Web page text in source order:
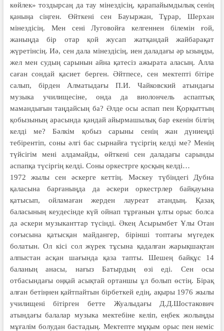
көйлек» тоздырсаң да тау мінездісің, қарапайымдылық сенің
қаныңа сіңген. Өйткені сен Бауыржан, Тұрар, Шерхан
мінездісің. Мен сені Луговойға келгеннен білемін ғой,
жаныңда бір отар қой жусап жатқандай жайбарақат
жүретінсің. Иә, сен дала мінездісің, иен даладағы әр ызыңды,
жел мен судың сарынын айна қатесіз ажырата аласың. Алла
саған сондай қасиет берген. Әйтпесе, сен мектепті бітіре
салып, бірден Алматыдағы П.И. Чайковский атындағы
музыка училищесіне, онда да виолончель аспаптық
мамандығын таңдайсың ба? Әлде осы аспап пен Қорқыттың
қобызының арасында қандай айырмашылық бар екенін білгің
келді ме? Бәлкім қобыз сарыны сенің жан дүниеңді
тебірентіп, соны әлгі бас сырнайға түсіргің келді ме? Менің
түйсігім мені алдамайды, өйткені сен даладағы сарынды
аспапқа түсіргің келді. Соны оркестрге қосқың келді…
1972 жылы сен әскерге кеттің. Мәскеу түбіндегі Дубна
қаласына барғаныңда да әскери оркестрлер байқауына
қатысып, ойламаған жерден лауреат атандың. Қазақ
баласының кеудесінде күй ойнап тұрғанын ұлты орыс болса
да әскери музыканттар түсінді. Әкең Асырымбет Ұлы Отан
соғысына қатысқан майдангер, бірінші топтағы мүгедек
болатын. Ол кісі сол жүрек тұсына қадалған жарықшақтан
алпыстан асқан шағында қаза тапты. Шешең байқұс 14
баланың анасы, нағыз Батырдың өзі еді. Сен осы
отбасындағы оңқай асықтай ортаншы ұл болып өстің. Бірақ
алған бетіңнен қайтпайтын бірбеткей едің, ақыры 1976 жылы
училищені бітірген бетте Жуалыдағы Д.Д.Шостакович
атындағы балалар музыка мектебіне келіп, еңбек жолыңды
мұғалім болудан бастадың. Мектепте мұқым орыс пен неміс